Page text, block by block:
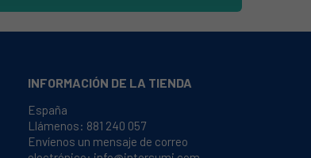
INFORMACIÓN DE LA TIENDA
España
Llámenos: 881 240 057
Envíenos un mensaje de correo